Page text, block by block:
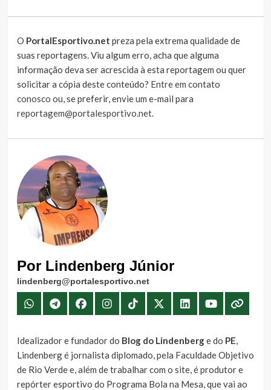
O PortalEsportivo.net preza pela extrema qualidade de
suas reportagens. Viu algum erro, acha que alguma
informação deva ser acrescida à esta reportagem ou quer
solicitar a cópia deste conteúdo? Entre em contato
conosco ou, se preferir, envie um e-mail para
reportagem@portalesportivo.net.
Por Lindenberg Júnior
lindenberg@portalesportivo.net
Idealizador e fundador do Blog do Lindenberge do PE,
Lindenberg é jornalista diplomado, pela Faculdade Objetivo
de Rio Verde e, além de trabalhar com o site, é produtor e
repórter esportivo do Programa Bola na Mesa, que vai ao